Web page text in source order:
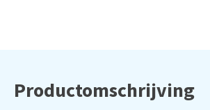
Productomschrijving